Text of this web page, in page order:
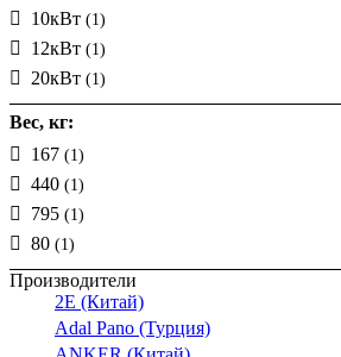
10кВт (1)
12кВт (1)
20кВт (1)
Вес, кг:
167 (1)
440 (1)
795 (1)
80 (1)
Производители
2E (Китай)
Adal Pano (Турция)